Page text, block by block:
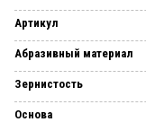
Артикул
Абразивный материал
Зернистость
Основа